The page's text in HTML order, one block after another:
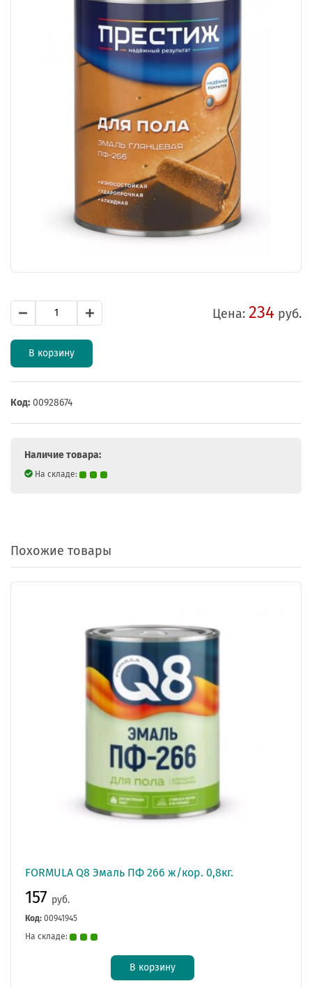
Цена: 234 руб.
В корзину
Код: 00928674
Наличие товара:
На складе:
Похожие товары
FORMULA Q8 Эмаль ПФ 266 ж/кор. 0,8кг.
157 руб.
Код: 00941945
На складе:
В корзину